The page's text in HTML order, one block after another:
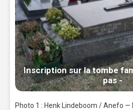
Inscription sur la tombe
pas -
Photo 1 : Henk Lindeboom / Anefo —